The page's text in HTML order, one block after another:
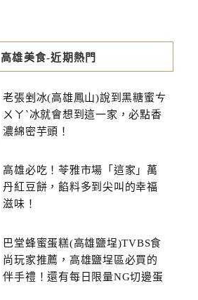
高雄美食-近期熱門
老張剉冰(高雄鳳山)說到黑糖蜜ㄘ
ㄨㄚˋ冰就會想到這一家，必點香
濃綿密芋頭！
高雄必吃！苓雅市場「這家」萬
丹紅豆餅，餡料多到尖叫的幸福
滋味！
巴堂蜂蜜蛋糕(高雄鹽埕)TVBS食
尚玩家推薦，高雄鹽埕區必買的
伴手禮！還有每日限量NG切邊蛋